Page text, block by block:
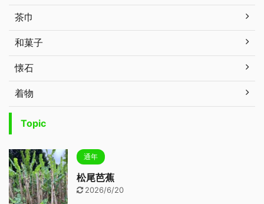
茶巾
和菓子
懐石
着物
Topic
通年
松尾芭蕉
2026/6/20